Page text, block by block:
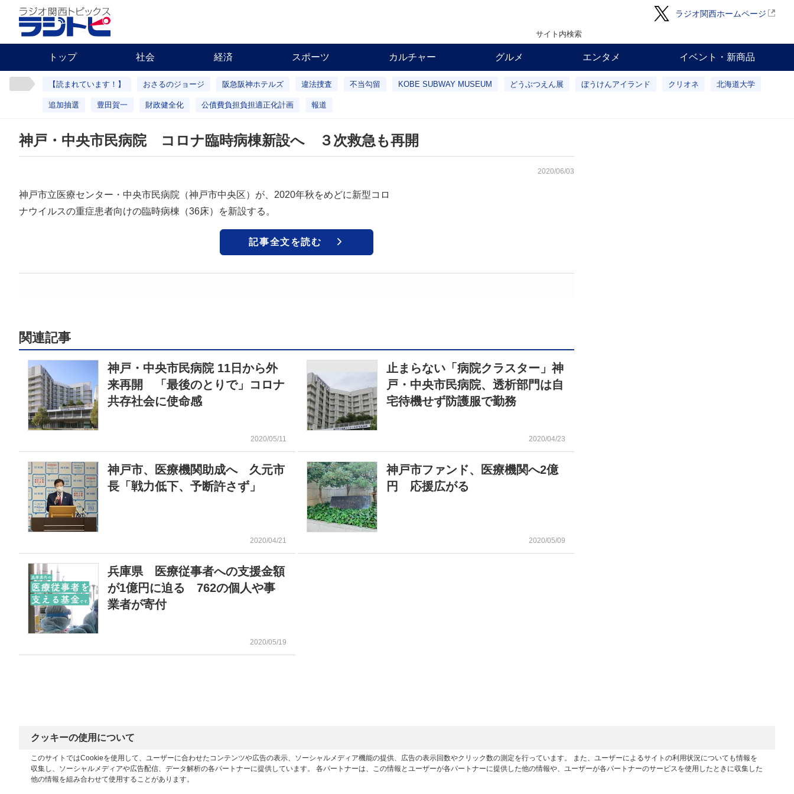
ラジオ関西ホームページ
サイト内検索
トップ 社会 経済 スポーツ カルチャー グルメ エンタメ イベント・新商品
【読まれています！】 おさるのジョージ 阪急阪神ホテルズ 違法捜査 不当勾留 KOBE SUBWAY MUSEUM どうぶつえん展 ぼうけんアイランド クリオネ 北海道大学
追加抽選 豊田賀一 財政健全化 公債費負担負担適正化計画 報道
神戸・中央市民病院 コロナ臨時病棟新設へ ３次救急も再開
2020/06/03
神戸市立医療センター・中央市民病院（神戸市中央区）が、2020年秋をめどに新型コロ
ナウイルスの重症患者向けの臨時病棟（36床）を新設する。
記事全文を読む
関連記事
神戸・中央市民病院 11日から外
来再開 「最後のとりで」コロナ
共存社会に使命感
2020/05/11
止まらない「病院クラスター」神
戸・中央市民病院、透析部門は自
宅待機せず防護服で勤務
2020/04/23
神戸市、医療機関助成へ 久元市
長「戦力低下、予断許さず」
2020/04/21
神戸市ファンド、医療機関へ2億
円 応援広がる
2020/05/09
兵庫県 医療従事者への支援金額
が1億円に迫る 762の個人や事
業者が寄付
2020/05/19
クッキーの使用について
このサイトではCookieを使用して、ユーザーに合わせたコンテンツや広告の表示、ソーシャルメディア機能の提供、広告の表示回数やクリック数の測定を行っています。 また、ユーザーによるサイトの利用状況についても情報を
収集し、ソーシャルメディアや広告配信、データ解析の各パートナーに提供しています。 各パートナーは、この情報とユーザーが各パートナーに提供した他の情報や、ユーザーが各パートナーのサービスを使用したときに収集した
他の情報を組み合わせて使用することがあります。